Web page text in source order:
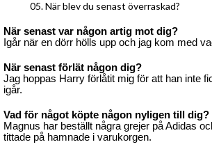
När blev du senast överraskad?
När senast var någon artig mot dig?
Igår när en dörr hölls upp och jag kom med
När senast förlät någon dig?
Jag hoppas Harry förlåtit mig för att han inte
igår.
Vad för något köpte någon nyligen till dig?
Magnus har beställt några grejer på Adidas
tittade på hamnade i varukorgen.